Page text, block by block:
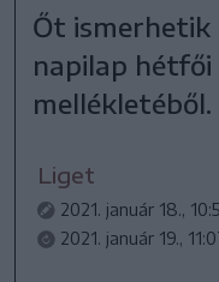
Őt ismerhetik
napilap
mellékletéből.
Liget
2021. január 18.,
2021. január 19.,